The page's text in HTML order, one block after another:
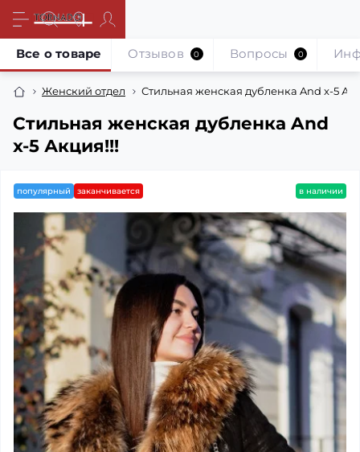
Женский отдел Стильная женская дубленка And x-5
Стильная женская дубленка And
x-5 Акция!!!
Все о товаре Отзывов 0 Вопросы 0
популярный заканчивается в наличии